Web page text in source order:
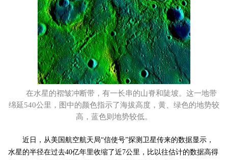
在水星的褶皱冲断带，有一长串的山脊和陡坡。这一地带
绵延540公里，图中的颜色指示了海拔高度，黄、绿色的地势较
高，蓝色则地势较低。
近日，从美国航空航天局“信使号”探测卫星传来的数据显示，
水星的半径在过去40亿年里收缩了近7公里，比以往估计的数据高得